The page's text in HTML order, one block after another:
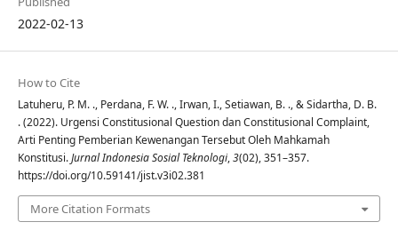
2022-02-13
How to Cite
Latuheru, P. M. ., Perdana, F. W. ., Irwan, I., Setiawan, B. ., & Sidartha, D. B.
. (2022). Urgensi Constitusional Question dan Constitusional Complaint,
Arti Penting Pemberian Kewenangan Tersebut Oleh Mahkamah
Konstitusi.Jurnal Indonesia Sosial Teknologi,3(02), 351–357.
https://doi.org/10.59141/jist.v3i02.381
More Citation Formats